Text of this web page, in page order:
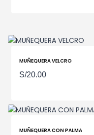
MUÑEQUERA VELCRO
S/20.00
MUÑEQUERA CON PALMA